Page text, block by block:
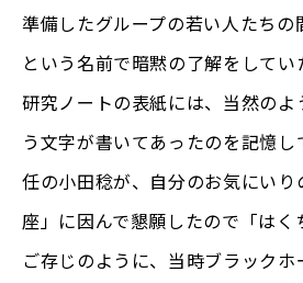
準備したグループの若い人たちの
という名前で暗黙の了解をして
研究ノートの表紙には、当然の
う文字が書いてあったのを記憶
任の小田稔が、自分のお気にいり
座」に因んで懇願したので「はく
ご存じのように、当時ブラック